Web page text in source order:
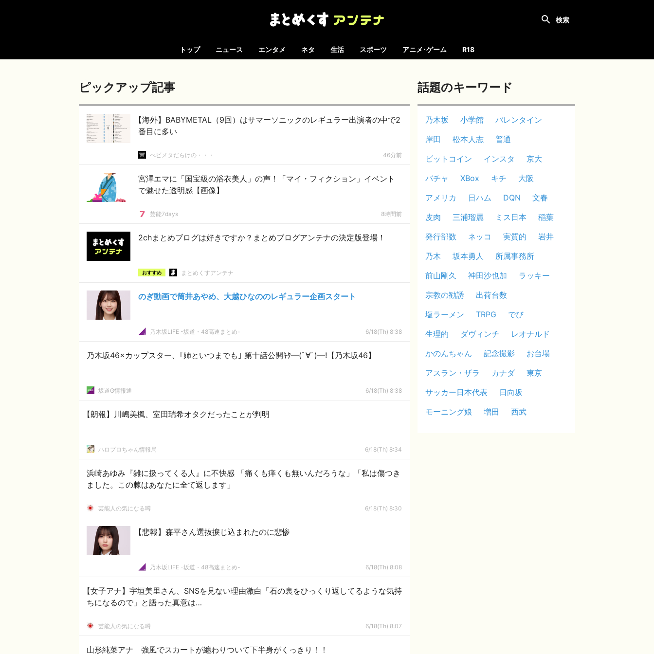
トップ ニュース エンタメ ネタ 生活 スポーツ アニメ･ゲーム R18
ピックアップ記事
【海外】BABYMETAL（9回）はサマーソニックのレギュラー出演者の中で2
番目に多い
べビメタだらけの・・・ 46分前
宮澤エマに「国宝級の浴衣美人」の声！「マイ・フィクション」イベント
で魅せた透明感【画像】
芸能7days 8時間前
2chまとめブログは好きですか？まとめブログアンテナの決定版登場！
おすすめ まとめくすアンテナ
のぎ動画で筒井あやめ、大越ひなののレギュラー企画スタート
乃木坂LIFE -坂道・48高速まとめ- 6/18(Th) 8:38
乃木坂46×カップスター、｢姉といつまでも｣ 第十話公開ｷﾀ━(ﾟ∀ﾟ)━!【乃木坂46】
坂道G情報通 6/18(Th) 8:38
【朗報】川嶋美楓、室田瑞希オタクだったことが判明
ハロプロちゃん情報局 6/18(Th) 8:34
浜崎あゆみ『雑に扱ってくる人』に不快感 「痛くも痒くも無いんだろうな」「私は傷つき
ました。この棘はあなたに全て返します」
芸能人の気になる噂 6/18(Th) 8:30
【悲報】森平さん選抜捩じ込まれたのに悲惨
乃木坂LIFE -坂道・48高速まとめ- 6/18(Th) 8:08
【女子アナ】宇垣美里さん、SNSを見ない理由激白「石の裏をひっくり返してるような気持
ちになるので」と語った真意は…
芸能人の気になる噂 6/18(Th) 8:07
山形純菜アナ 強風でスカートが纏わりついて下半身がくっきり！！
話題のキーワード
乃木坂 小学館
バレンタイン
岸田
松本人志
普通
ビットコイン
インスタ
京大
バチャ
XBox キチ
大阪
アメリカ
日ハム DQN
文春
皮肉
三浦瑠麗 ミス日本
稲葉
発行部数
ネッコ 実質的
岩井
乃木
坂本勇人
所属事務所
前山剛久
神田沙也加
ラッキー
宗教の勧誘
出荷台数
塩ラーメン
TRPG
でび
生理的
ダヴィンチ
レオナルド
かのんちゃん
記念撮影
お台場
アスラン・ザラ
カナダ
東京
サッカー日本代表
日向坂
モーニング娘
増田 西武